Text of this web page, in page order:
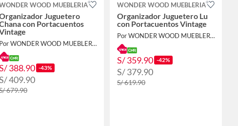
WOOD MUEBLERIA
Juguetero
con Portacuentos
Por WONDER WOOD MUEBLERIA
388.90 -43%
409.90
679.90
WONDER WOOD MUEBLERIA
Organizador Juguetero Lu
con Portacuentos Vintage
Por WONDER WOOD MUEBLERIA
S/ 359.90 -42%
S/ 379.90
S/ 619.90